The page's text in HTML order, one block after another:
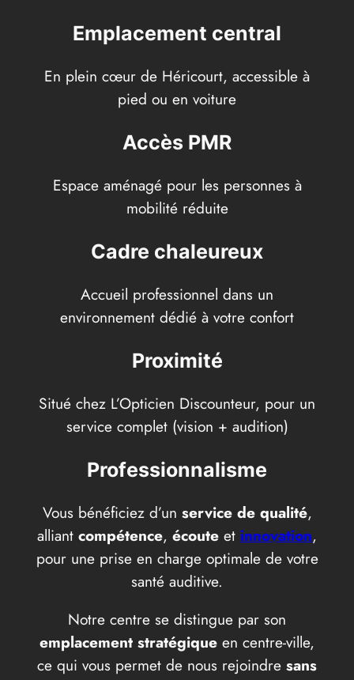
Emplacement central
En plein cœur de Héricourt, accessible à
pied ou en voiture
Accès PMR
Espace aménagé pour les personnes à
mobilité réduite
Cadre chaleureux
Accueil professionnel dans un
environnement dédié à votre confort
Proximité
Situé chez L’Opticien Discounteur, pour un
service complet (vision + audition)
Professionnalisme
Vous bénéficiez d’un service de qualité,
alliant compétence, écoute et innovation,
pour une prise en charge optimale de votre
santé auditive.
Notre centre se distingue par son
emplacement stratégique en centre-ville,
ce qui vous permet de nous rejoindre sans